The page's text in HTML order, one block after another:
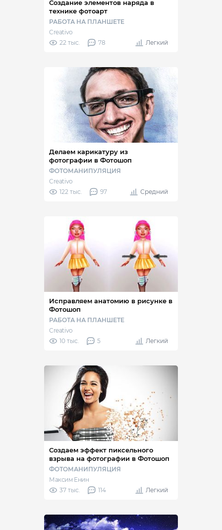
Создание элементов наряда в
технике фотоарт
РАБОТА НА ПЛАНШЕТЕ
Creativo
22 тыс.
78 Легкий
Делаем карикатуру из
фотографии в Фотошоп
ФОТОМАНИПУЛЯЦИЯ
Creativo
122 тыс.
97 Средний
Исправляем анатомию в рисунке в
Фотошоп
РАБОТА НА ПЛАНШЕТЕ
Creativo
10 тыс.
5 Легкий
Создаем эффект пиксельного
взрыва на фотографии в Фотошоп
ФОТОМАНИПУЛЯЦИЯ
Максим Енин
37 тыс.
114 Легкий